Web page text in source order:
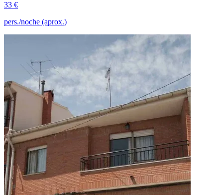
33 €
pers./noche (aprox.)